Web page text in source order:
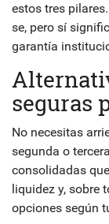
estos tres
se, pero sí
garantía
seguras
No necesitas
segunda o
consolidadas
liquidez y, sobre
opciones según